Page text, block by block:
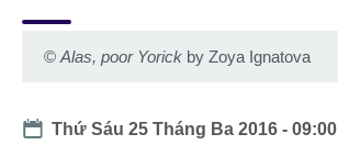
© Alas, poor Yorick by Zoya Ignatova
Date
Thứ Sáu 25 Tháng Ba 2016 - 09:00